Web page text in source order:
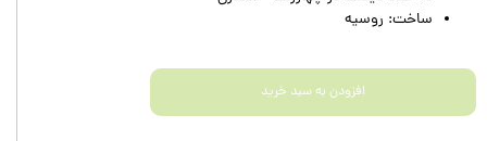
ساخت: روسیه
افزودن به سبد خرید